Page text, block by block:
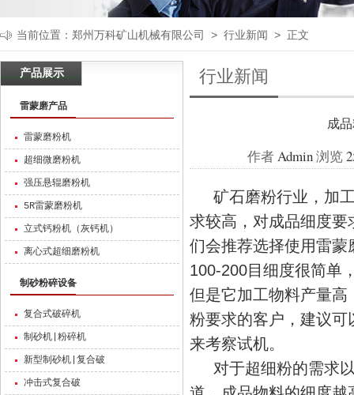
当前位置： 郑州万科矿山机械有限公司 > 行业新闻 > 正文
产品展示
雷蒙磨产品
雷蒙磨粉机
超细微磨粉机
强压悬辊磨粉机
5R雷蒙磨粉机
立式钙粉机（灰钙机）
离心式超细磨粉机
制砂粉碎设备
复合式破碎机
制砂机|粉碎机
新型制砂机|复合破
冲击式复合破
行业新闻
成
作者Admin浏览
矿石磨粉行业，加工
求较高，对成品细度
们会推荐选择使用雷
100-200目细度很简单
但是它加工物料产量
粉要求的客户，建议
来考察试机。
对于超细粉的需求以